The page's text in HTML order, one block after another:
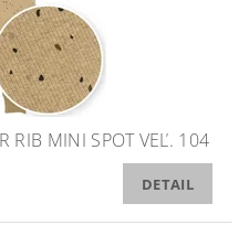
RIB MINI SPOT VEĽ. 104
DETAIL